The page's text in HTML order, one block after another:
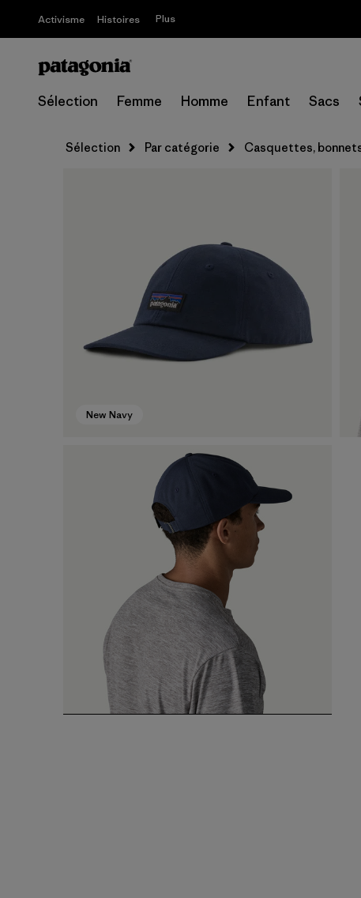
Activisme Histoires Plus
Sélection Femme Homme Enfant Sacs
Sélection Par catégorie Casquettes,
New Navy